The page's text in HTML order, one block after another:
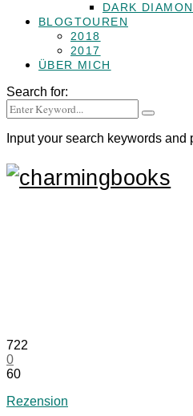
DARK
BLOGTOUREN
2018
2017
ÜBER MICH
Search for:
Input your search keywords and
722
0
60
Rezension